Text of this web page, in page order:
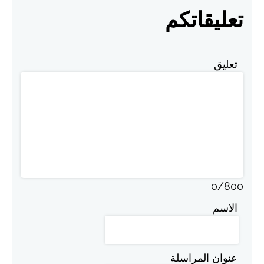
تعليقاتكم
تعليق
0/800
الاسم
عنوان المراسلة